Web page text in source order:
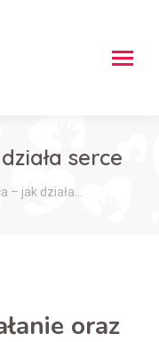
serce
– jak działa…
oraz